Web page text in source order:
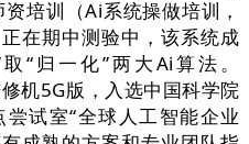
培训（Ai系统操做培训，
在期中测验中，该系统成
“归一化”两大Ai算法。
机5G版，入选中国科学院
试室“全球人工智能企业